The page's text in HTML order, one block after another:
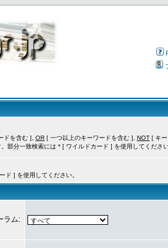
ドを含む ], OR [ 一つ以上のキーワードを含む ], NOT [ キ
部分一致検索には * [ ワイルドカード ] を使用してくださ
ド ] を使用してください。
ラム: